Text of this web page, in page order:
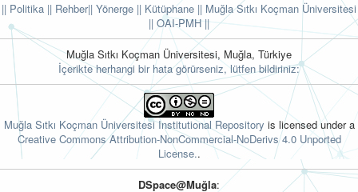
|| Politika || Rehber|| Yönerge || Kütüphane || Muğla Sıtkı Koçman Üniversitesi
|| OAI-PMH ||
Muğla Sıtkı Koçman Üniversitesi, Muğla, Türkiye
İçerikte herhangi bir hata görürseniz, lütfen bildiriniz:
Muğla Sıtkı Koçman Üniversitesi Institutional Repository is licensed under a
Creative Commons Attribution-NonCommercial-NoDerivs 4.0 Unported
License..
DSpace@Muğla: